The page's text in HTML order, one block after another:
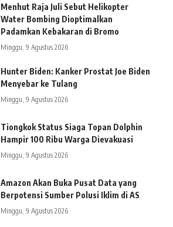
Menhut Raja Juli Sebut Helikopter
Water Bombing Dioptimalkan
Padamkan Kebakaran di Bromo
Minggu, 9 Agustus 2026
Hunter Biden: Kanker Prostat Joe Biden
Menyebar ke Tulang
Minggu, 9 Agustus 2026
Tiongkok Status Siaga Topan Dolphin
Hampir 100 Ribu Warga Dievakuasi
Minggu, 9 Agustus 2026
Amazon Akan Buka Pusat Data yang
Berpotensi Sumber Polusi Iklim di AS
Minggu, 9 Agustus 2026